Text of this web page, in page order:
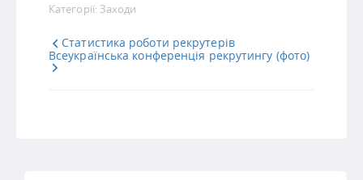
Категорії: Заходи
Статистика роботи рекрутерів
Всеукраїнська конференція рекрутингу (фото)